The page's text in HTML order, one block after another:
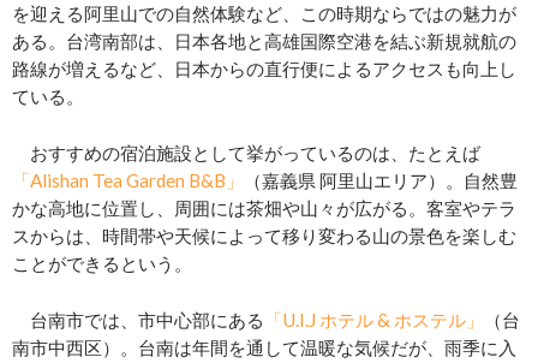
を迎える阿里山での自然体験など、この時期ならではの魅力が
ある。台湾南部は、日本各地と高雄国際空港を結ぶ新規就航の
路線が増えるなど、日本からの直行便によるアクセスも向上し
ている。
おすすめの宿泊施設として挙がっているのは、たとえば
「Alishan Tea Garden B&B」
（嘉義県 阿里山エリア）。自然豊
かな高地に位置し、周囲には茶畑や山々が広がる。客室やテラ
スからは、時間帯や天候によって移り変わる山の景色を楽しむ
ことができるという。
台南市では、市中心部にある 「U.I.J ホテル & ホステル」
（台
南市中西区）。台南は年間を通して温暖な気候だが、雨季に入